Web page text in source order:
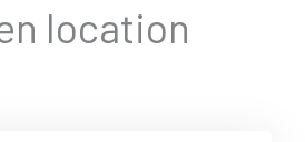
location